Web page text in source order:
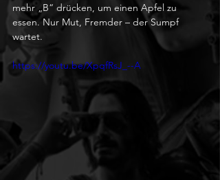
mehr „B“ drücken, um einen Apfel zu
essen. Nur Mut, Fremder – der Sumpf
wartet.
https://youtu.be/XpqfRsJ_--A